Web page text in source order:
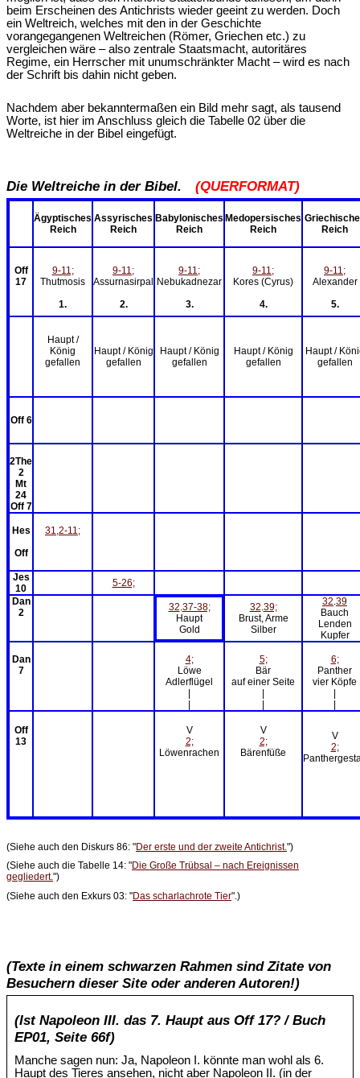
beim Erscheinen des Antichrists wieder geeint zu werden. Doch
ein Weltreich, welches mit den in der Geschichte
vorangegangenen Weltreichen (Römer, Griechen etc.) zu
vergleichen wäre – also zentrale Staatsmacht, autoritäres
Regime, ein Herrscher mit unumschränkter Macht – wird es nach
der Schrift bis dahin nicht geben.
Nachdem aber bekanntermaßen ein Bild mehr sagt, als tausend
Worte, ist hier im Anschluss gleich die Tabelle 02 über die
Weltreiche in der Bibel eingefügt.
Die Weltreiche in der Bibel. (QUERFORMAT)
Ägyptisches
Reich
Assyrisches
Reich
Babylonisches
Reich
Medopersisches
Reich
Reich
Off
17
9-11;
Thutmosis
1.
9-11;
Assurnasirpal
2.
9-11;
Nebukadnezar
3.
9-11;
Kores (Cyrus)
4.
9-11;
Alexander
5.
Haupt /
König
gefallen
Haupt / König
gefallen
Haupt / König
gefallen
Haupt / König
gefallen
Haupt /
gefallen
Off 6
2The
2
Mt
24
Off 7
Hes
Off
31,2-11;
Jes
10
5-26;
Dan
2
32 37-38;
Haupt
Gold
32 39;
Brust, Arme
Silber
32 39
Bauch
Lenden
Kupfer
Dan
7
4;
Löwe
Adlerflügel
|
|
5;
Bär
auf einer Seite
|
|
6;
Panther
vier Köpfe
|
|
Off
13
V
2;
Löwenrachen
V
2;
Bärenfüße
V
2;
(Siehe auch den Diskurs 86: "Der erste und der zweite Antichrist.")
(Siehe auch die Tabelle 14: "Die Große Trübsal – nach Ereignissen
gegliedert.")
(Siehe auch den Exkurs 03: "Das scharlachrote Tier".)
(Texte in einem schwarzen Rahmen sind Zitate von
Besuchern dieser Site oder anderen Autoren!)
(Ist Napoleon III. das 7. Haupt aus Off 17? / Buch
EP01, Seite 66f)
Manche sagen nun: Ja, Napoleon I. könnte man wohl als 6.
Haupt des Tieres ansehen, nicht aber Napoleon II. (in der